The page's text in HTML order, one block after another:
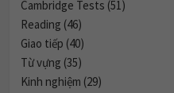
Cambridge Tests (51)
Reading (46)
Giao tiếp (40)
Từ vựng (35)
Kinh nghiệm (29)